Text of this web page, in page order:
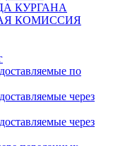
КУРГАНА
КОМИССИЯ
по
через
через